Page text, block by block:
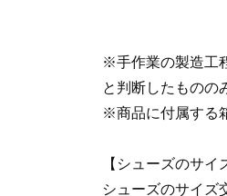
※手作業の製造工
と判断したものの
※商品に付属する
【シューズのサイ
シューズのサイズ